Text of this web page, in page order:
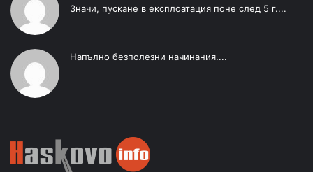
Значи, пускане в експлоатация поне след 5 г....
Напълно безполезни начинания....